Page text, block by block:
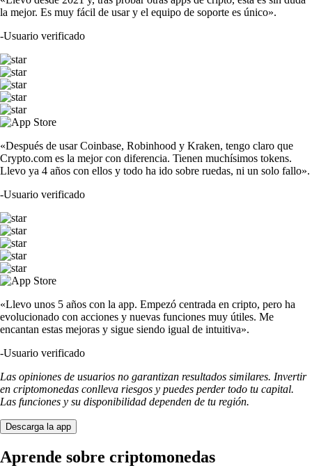
la mejor. Es muy fácil de usar y el equipo de soporte es único».
-Usuario verificado
«Después de usar Coinbase, Robinhood y Kraken, tengo claro que
Crypto.com es la mejor con diferencia. Tienen muchísimos tokens.
Llevo ya 4 años con ellos y todo ha ido sobre ruedas, ni un solo fallo».
-Usuario verificado
«Llevo unos 5 años con la app. Empezó centrada en cripto, pero ha
evolucionado con acciones y nuevas funciones muy útiles. Me
encantan estas mejoras y sigue siendo igual de intuitiva».
-Usuario verificado
Las opiniones de usuarios no garantizan resultados similares. Invertir
en criptomonedas conlleva riesgos y puedes perder todo tu capital.
Las funciones y su disponibilidad dependen de tu región.
Descarga la app
Aprende sobre criptomonedas